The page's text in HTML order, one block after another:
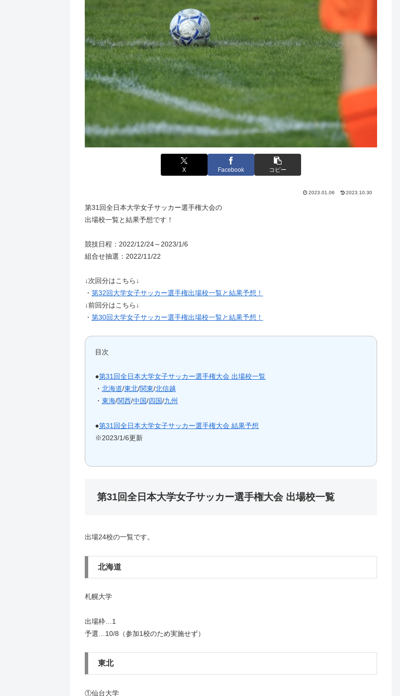
X Facebook コピー
2023.01.06 2023.10.30
第31回全日本大学女子サッカー選手権大会の
出場校一覧と結果予想です！
競技日程：2022/12/24～2023/1/6
組合せ抽選：2022/11/22
↓次回分はこちら↓
・ 第32回大学女子サッカー選手権出場校一覧と結果予想！
↓前回分はこちら↓
・ 第30回大学女子サッカー選手権出場校一覧と結果予想！
目次
●第31回全日本大学女子サッカー選手権大会 出場校一覧
・ 北海道/東北/関東/北信越
・ 東海/関西/中国/四国/九州
●第31回全日本大学女子サッカー選手権大会 結果予想
※2023/1/6更新
第31回全日本大学女子サッカー選手権大会 出場校一覧
出場24校の一覧です。
北海道
札幌大学
出場枠…1
予選…10/8（参加1校のため実施せず）
東北
①仙台大学